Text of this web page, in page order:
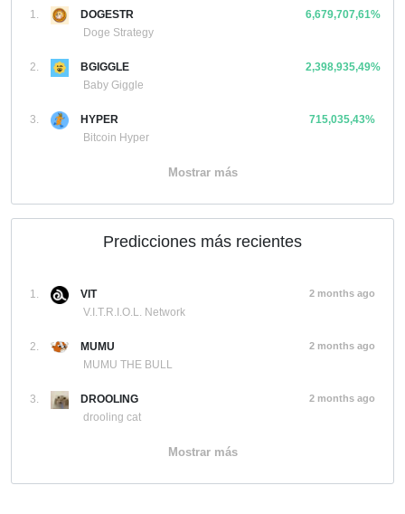
1.
DOGESTR
Doge Strategy
6,679,707,61%
2.
BGIGGLE
Baby Giggle
2,398,935,49%
3.
HYPER
Bitcoin Hyper
715,035,43%
Mostrar más
Predicciones más recientes
1.
VIT
V.I.T.R.I.O.L. Network
2 months ago
2.
MUMU
MUMU THE BULL
2 months ago
3.
DROOLING
drooling cat
2 months ago
Mostrar más